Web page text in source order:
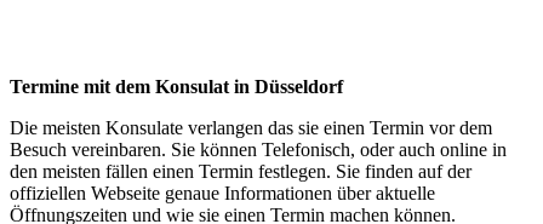
Termine mit dem Konsulat in Düsseldorf
Die meisten Konsulate verlangen das sie einen Termin vor dem
Besuch vereinbaren. Sie können Telefonisch, oder auch online in
den meisten fällen einen Termin festlegen. Sie finden auf der
offiziellen Webseite genaue Informationen über aktuelle
Öffnungszeiten und wie sie einen Termin machen können.